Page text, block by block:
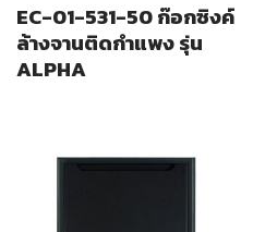
EC-01-531-50 ก๊อกซิงค์
ล้างจานติดกำแพง รุ่น
ALPHA